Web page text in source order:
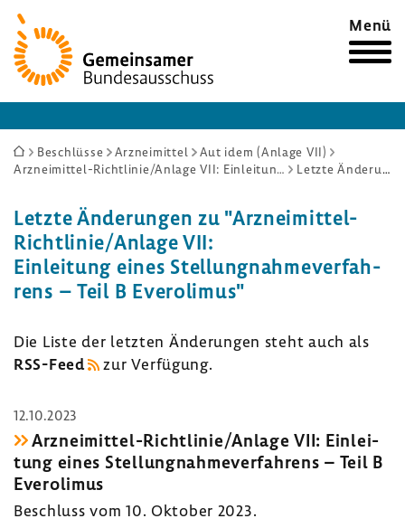
Zur
Startseite
Menü
Sie
sind
Beschlüsse Arzneimittel
Aut idem (Anlage VII)
Arzneimittel-Richtlinie/Anlage VII: Einleitung eines Stellungnahmeverfahrens – Teil B Everolimus
Letzte Änderungen
Letzte Ände­rungen zu "Arzneimittel-​
Richtlinie/Anlage VII:
Einlei­tung eines Stel­lung­nah­me­ver­fah­
rens – Teil B Evero­limus"
Die Liste der letzten Ände­rungen steht auch als
RSS-​Feed
zur Verfü­gung.
12.10.2023
Arzneimittel-​Richtlinie/Anlage VII: Einlei­
tung eines Stel­lung­nah­me­ver­fah­rens – Teil B
Evero­limus
Beschluss vom 10. Oktober 2023.